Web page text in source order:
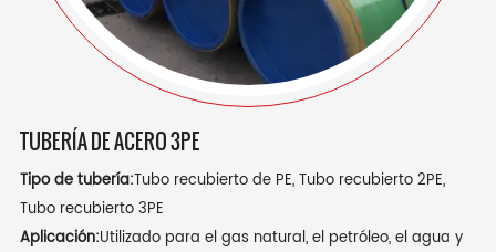
TUBERÍA DE ACERO 3PE
Tipo de tubería:Tubo recubierto de PE, Tubo recubierto 2PE,
Tubo recubierto 3PE
Aplicación:Utilizado para el gas natural, el petróleo, el agua y